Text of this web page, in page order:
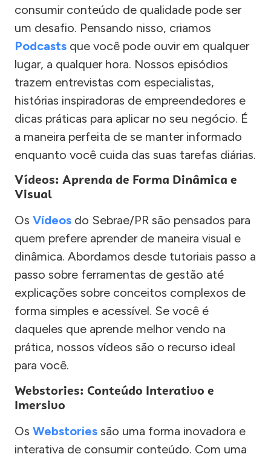
consumir conteúdo de qualidade pode ser
um desafio. Pensando nisso, criamos
Podcasts que você pode ouvir em qualquer
lugar, a qualquer hora. Nossos episódios
trazem entrevistas com especialistas,
histórias inspiradoras de empreendedores e
dicas práticas para aplicar no seu negócio. É
a maneira perfeita de se manter informado
enquanto você cuida das suas tarefas diárias.
Vídeos: Aprenda de Forma Dinâmica e
Visual
Os Vídeos do Sebrae/PR são pensados para
quem prefere aprender de maneira visual e
dinâmica. Abordamos desde tutoriais passo a
passo sobre ferramentas de gestão até
explicações sobre conceitos complexos de
forma simples e acessível. Se você é
daqueles que aprende melhor vendo na
prática, nossos vídeos são o recurso ideal
para você.
Webstories: Conteúdo Interativo e
Imersivo
Os Webstories são uma forma inovadora e
interativa de consumir conteúdo. Com uma